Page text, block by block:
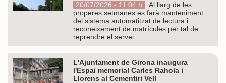
20/07/2026 - 11.04 h
Al llarg de les
properes setmanes es farà manteniment
del sistema automatitzat de lectura i
reconeixement de matrícules per tal de
reprendre el servei
L'Ajuntament de Girona inaugura
l'Espai memorial Carles Rahola i
Llorens al Cementiri Vell